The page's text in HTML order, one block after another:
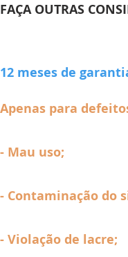
FAÇA OUTRAS
12 meses de
Apenas para
- Mau uso;
- Contaminação do
- Violação de lacre;